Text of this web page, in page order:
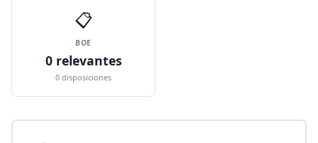
📋
BOE
0 relevantes
0 disposiciones